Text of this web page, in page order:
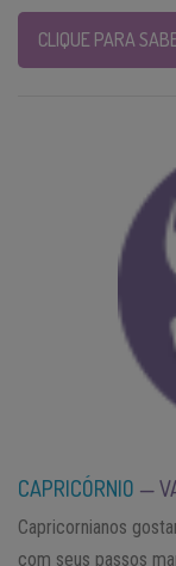
CLIQUE PARA
CAPRICÓRNIO —
Capricornianos
com seus passos